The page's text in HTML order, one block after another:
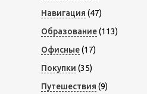
Навигация (47)
Образование(113)
Офисные(17)
Покупки (35)
Путешествия (9)